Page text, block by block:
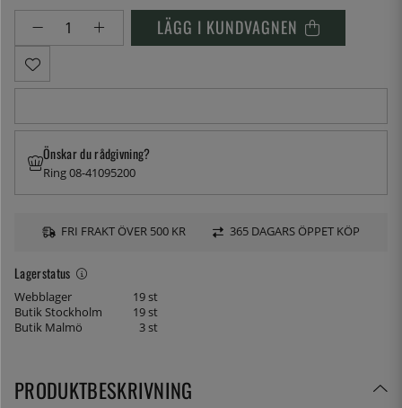
LÄGG I KUNDVAGNEN
Lagerstatus
Webblager
19 st
Butik Stockholm
19 st
Butik Malmö
3 st
Önskar du rådgivning?
Ring 08-41095200
FRI FRAKT ÖVER 500 KR 365 DAGARS ÖPPET KÖP
PRODUKTBESKRIVNING